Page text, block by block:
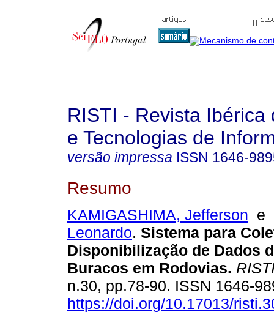
RISTI - Revista Ibérica
e Tecnologias de
versão impressa ISSN 1646-
Resumo
KAMIGASHIMA, Jefferson e
Leonardo. Sistema para
Disponibilização de Dados
Buracos em Rodovias.
n.30, pp.78-90. ISSN 1646-
https://doi.org/10.17013/